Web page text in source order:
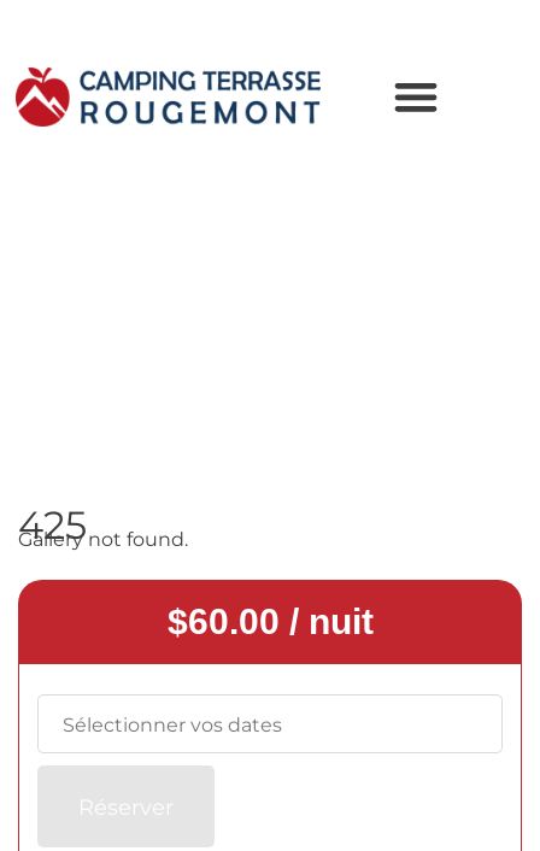
425
Gallery not found.
$60.00 / nuit
Réserver